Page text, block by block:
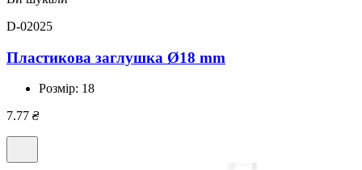
D-02025
Пластикова заглушка Ø18 mm
Розмір: 18
7.77 ₴